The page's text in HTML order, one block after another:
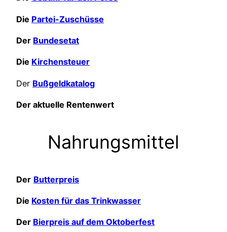
Die Partei-Zuschüsse
Der Bundesetat
Die Kirchensteuer
Der Bußgeldkatalog
Der aktuelle Rentenwert
Nahrungsmittel
Der Butterpreis
Die Kosten für das Trinkwasser
Der Bierpreis auf dem Oktoberfest